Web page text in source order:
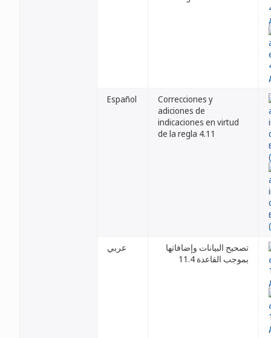
Español
Correcciones y
adiciones de
indicaciones en virtud
de la regla 4.11
عربي
تصحيح البيانات وإضافاتها
بموجب القاعدة 11.4